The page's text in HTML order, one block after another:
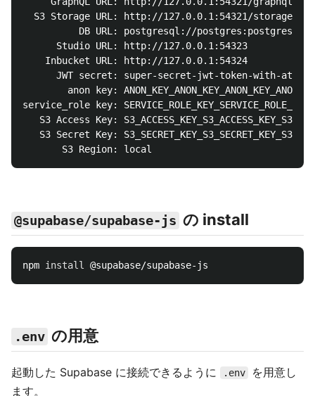
S3 Storage URL: http://127.0.0.1:54321/storage/
DB URL: postgresql://
      Studio URL: http://127.0.0.1:54323
    Inbucket URL: http://127.0.0.1:54324
JWT secret: super-secret-jwt-token-with-at-
anon key:
service_role key:
S3 Access Key:
S3 Secret Key:
@supabase/supabase-js の install
npm install
.env の用意
起動した Supabase に接続できるように .env
を用意し
ます。